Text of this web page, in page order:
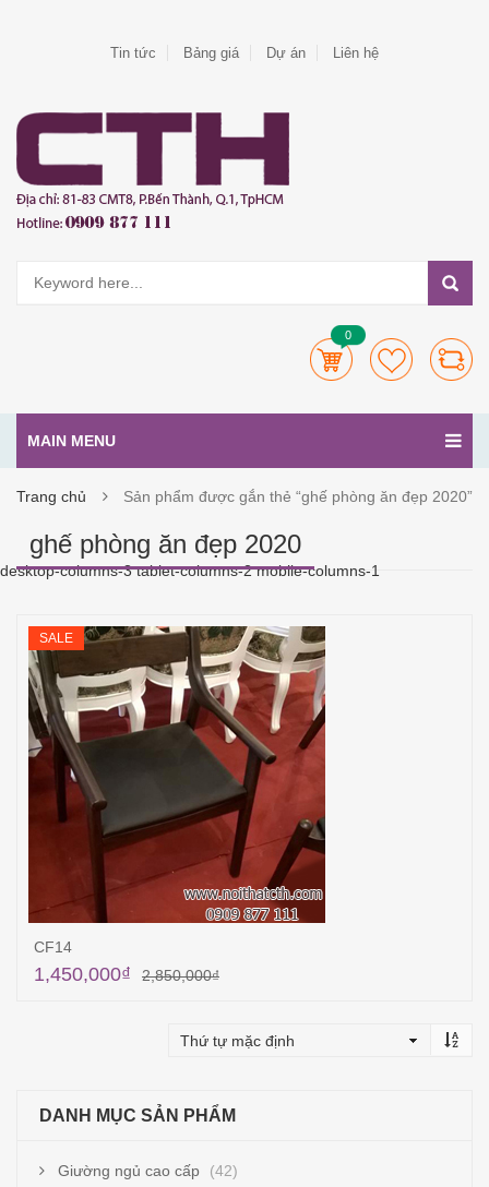
Tin tức Bảng giá Dự án Liên hệ
0
MAIN MENU
Trang chủ Sản phẩm được gắn thẻ “ghế phòng ăn đẹp 2020”
ghế phòng ăn đẹp 2020
desktop-columns-3 tablet-columns-2 mobile-columns-1
SALE
CF14
2,850,000₫
1,450,000₫
DANH MỤC SẢN PHẨM
Giường ngủ cao cấp
(42)